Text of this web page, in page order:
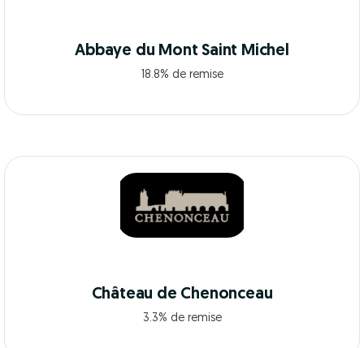
Abbaye du Mont Saint Michel
18.8% de remise
Château de Chenonceau
3.3% de remise